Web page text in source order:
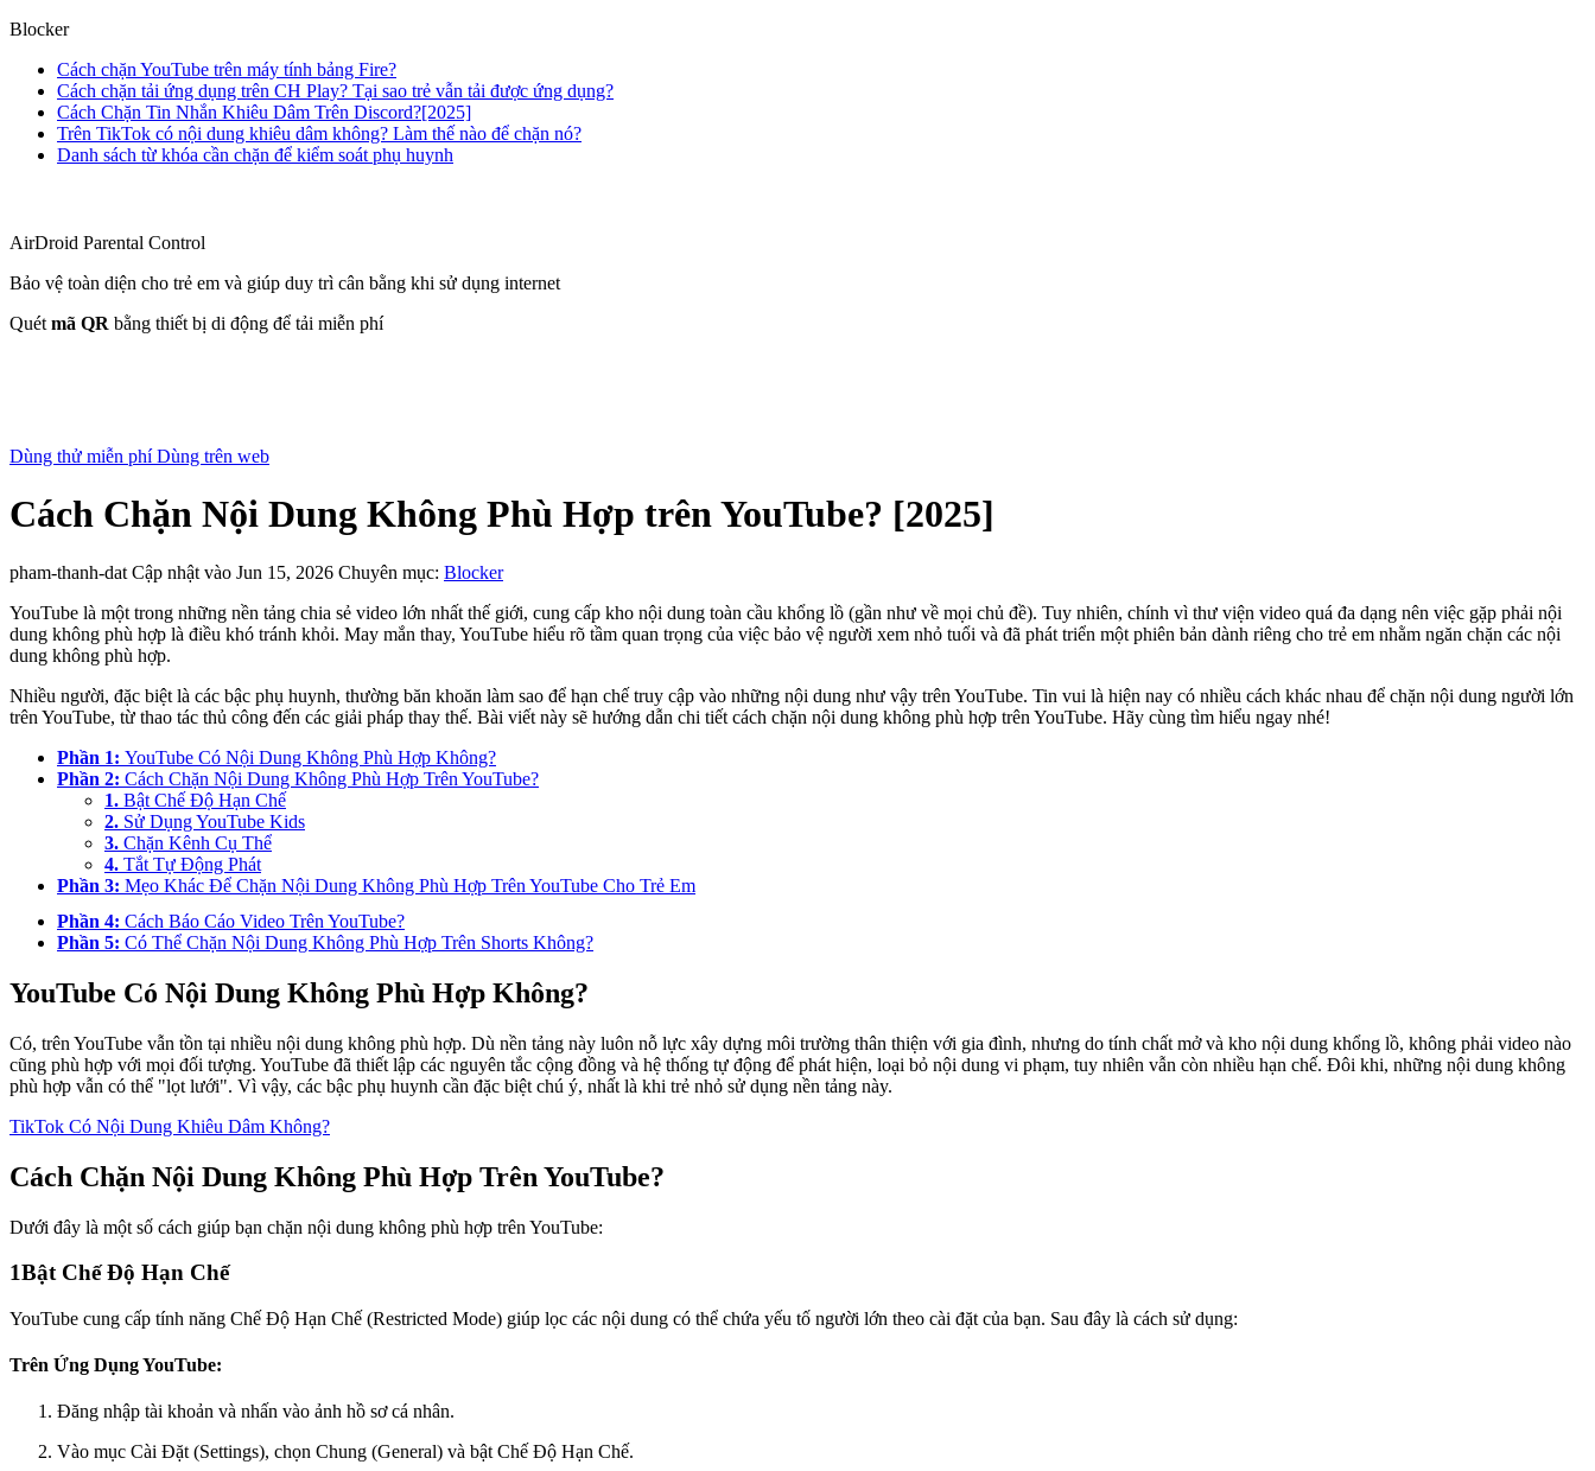
Blocker
Cách chặn YouTube trên máy tính bảng Fire?
Cách chặn tải ứng dụng trên CH Play? Tại sao trẻ vẫn tải được ứng dụng?
Cách Chặn Tin Nhắn Khiêu Dâm Trên Discord?[2025]
Trên TikTok có nội dung khiêu dâm không? Làm thế nào để chặn nó?
Danh sách từ khóa cần chặn để kiểm soát phụ huynh
AirDroid Parental Control
Bảo vệ toàn diện cho trẻ em và giúp duy trì cân bằng khi sử dụng internet
Quét mã QR bằng thiết bị di động để tải miễn phí
Dùng thử miễn phíDùng trên web
Cách Chặn Nội Dung Không Phù Hợp trên YouTube? [2025]
pham-thanh-dat Cập nhật vào Jun 15, 2026 Chuyên mục: Blocker
YouTube là một trong những nền tảng chia sẻ video lớn nhất thế giới, cung cấp kho nội dung toàn cầu khổng lồ (gần như về mọi chủ đề). Tuy nhiên, chính vì thư viện video quá đa dạng nên việc gặp phải nội
dung không phù hợp là điều khó tránh khỏi. May mắn thay, YouTube hiểu rõ tầm quan trọng của việc bảo vệ người xem nhỏ tuổi và đã phát triển một phiên bản dành riêng cho trẻ em nhằm ngăn chặn các nội
dung không phù hợp.
Nhiều người, đặc biệt là các bậc phụ huynh, thường băn khoăn làm sao để hạn chế truy cập vào những nội dung như vậy trên YouTube. Tin vui là hiện nay có nhiều cách khác nhau để chặn nội dung người lớn
trên YouTube, từ thao tác thủ công đến các giải pháp thay thế. Bài viết này sẽ hướng dẫn chi tiết cách chặn nội dung không phù hợp trên YouTube. Hãy cùng tìm hiểu ngay nhé!
Phần 1: YouTube Có Nội Dung Không Phù Hợp Không?
Phần 2: Cách Chặn Nội Dung Không Phù Hợp Trên YouTube?
1. Bật Chế Độ Hạn Chế
2. Sử Dụng YouTube Kids
3. Chặn Kênh Cụ Thể
4. Tắt Tự Động Phát
Phần 3: Mẹo Khác Để Chặn Nội Dung Không Phù Hợp Trên YouTube Cho Trẻ Em
Phần 4: Cách Báo Cáo Video Trên YouTube?
Phần 5: Có Thể Chặn Nội Dung Không Phù Hợp Trên Shorts Không?
YouTube Có Nội Dung Không Phù Hợp Không?
Có, trên YouTube vẫn tồn tại nhiều nội dung không phù hợp. Dù nền tảng này luôn nỗ lực xây dựng môi trường thân thiện với gia đình, nhưng do tính chất mở và kho nội dung khổng lồ, không phải video nào
cũng phù hợp với mọi đối tượng. YouTube đã thiết lập các nguyên tắc cộng đồng và hệ thống tự động để phát hiện, loại bỏ nội dung vi phạm, tuy nhiên vẫn còn nhiều hạn chế. Đôi khi, những nội dung không
phù hợp vẫn có thể "lọt lưới". Vì vậy, các bậc phụ huynh cần đặc biệt chú ý, nhất là khi trẻ nhỏ sử dụng nền tảng này.
TikTok Có Nội Dung Khiêu Dâm Không?
Cách Chặn Nội Dung Không Phù Hợp Trên YouTube?
Dưới đây là một số cách giúp bạn chặn nội dung không phù hợp trên YouTube:
1Bật Chế Độ Hạn Chế
YouTube cung cấp tính năng Chế Độ Hạn Chế (Restricted Mode) giúp lọc các nội dung có thể chứa yếu tố người lớn theo cài đặt của bạn. Sau đây là cách sử dụng:
Trên Ứng Dụng YouTube:
Đăng nhập tài khoản và nhấn vào ảnh hồ sơ cá nhân.
Vào mục Cài Đặt (Settings), chọn Chung (General) và bật Chế Độ Hạn Chế.